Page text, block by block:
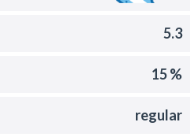
5.3
15 %
regular